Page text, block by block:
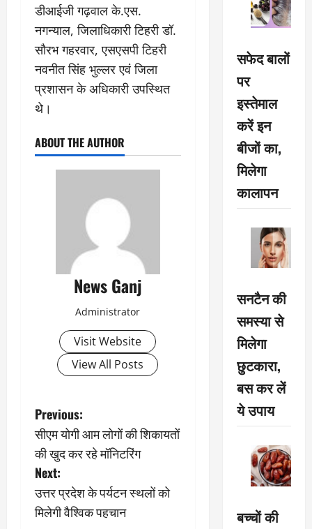
डीआईजी गढ़वाल के.एस.
नगन्याल, जिलाधिकारी टिहरी डॉ.
सौरभ गहरवार, एसएसपी टिहरी
नवनीत सिंह भुल्लर एवं जिला
प्रशासन के अधिकारी उपस्थित
थे।
ABOUT THE AUTHOR
News Ganj
Administrator
Visit Website
View All Posts
P
o
s
t
Previous:
सीएम योगी आम लोगों की शिकायतों
की खुद कर रहे मॉनिटरिंग
Next:
उत्तर प्रदेश के पर्यटन स्थलों को
मिलेगी वैश्विक पहचान
सफेद बालों
पर
इस्तेमाल
करें इन
बीजों का,
मिलेगा
कालापन
सनटैन की
समस्या से
मिलेगा
छुटकारा,
बस कर लें
ये उपाय
बच्चों की